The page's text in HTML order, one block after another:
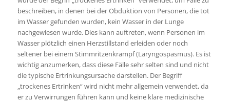
beschreiben, in denen bei der Obduktion von Personen, die tot
im Wasser gefunden wurden, kein Wasser in der Lunge
nachgewiesen wurde. Dies kann auftreten, wenn Personen im
Wasser plötzlich einen Herzstillstand erleiden oder noch
seltener bei einem Stimmritzenkrampf (Laryngospasmus). Es ist
wichtig anzumerken, dass diese Fälle sehr selten sind und nicht
die typische Ertrinkungsursache darstellen. Der Begriff
„trockenes Ertrinken“ wird nicht mehr allgemein verwendet, da
er zu Verwirrungen führen kann und keine klare medizinische